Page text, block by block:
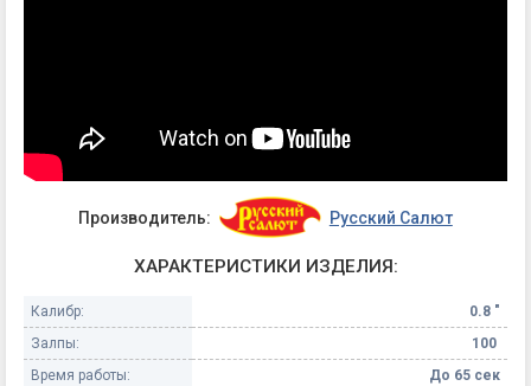
Производитель: Русский Салют
ХАРАКТЕРИСТИКИ ИЗДЕЛИЯ:
Калибр:
0.8 "
Залпы:
100
Время работы:
До 65 сек